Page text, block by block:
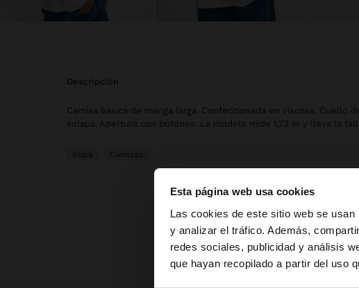
Esta página web usa cookies
Las cookies de este sitio web se
y analizar el tráfico. Además,
redes sociales, publicidad y análisis
que hayan recopilado a partir del uso
hola
Estás accediendo a la web
descripción
Camisa básica de manga larga. Confeccionada en viscosa. Cuello
solapa. Apertura con botones. La modelo mide 1,73 m y lleva la
Ropa